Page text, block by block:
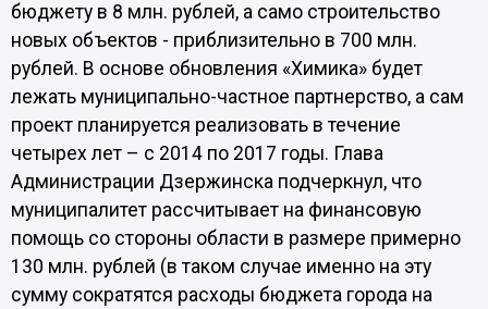
бюджету в 8 млн. рублей, а само строительство
новых объектов - приблизительно в 700 млн.
рублей. В основе обновления «Химика» будет
лежать муниципально-частное партнерство, а сам
проект планируется реализовать в течение
четырех лет – с 2014 по 2017 годы. Глава
Администрации Дзержинска подчеркнул, что
муниципалитет рассчитывает на финансовую
помощь со стороны области в размере примерно
130 млн. рублей (в таком случае именно на эту
сумму сократятся расходы бюджета города на